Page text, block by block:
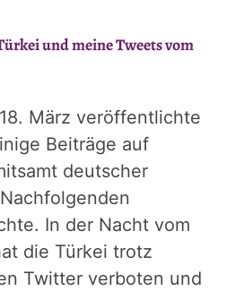
und meine Tweets vom
März veröffentlichte
Beiträge auf
deutscher
In der Nacht vom
die Türkei trotz
Twitter verboten und